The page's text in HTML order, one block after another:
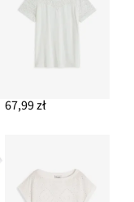
67,99 zł